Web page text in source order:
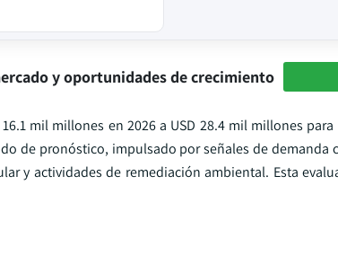
y oportunidades de crecimiento
mil millones en 2026 a USD 28.4 mil millones
de pronóstico, impulsado por señales de demanda
y actividades de remediación ambiental. Esta